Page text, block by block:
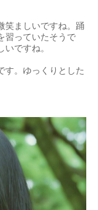
笑ましいですね。踊
習っていたそうで
ですね。
す。ゆっくりとした